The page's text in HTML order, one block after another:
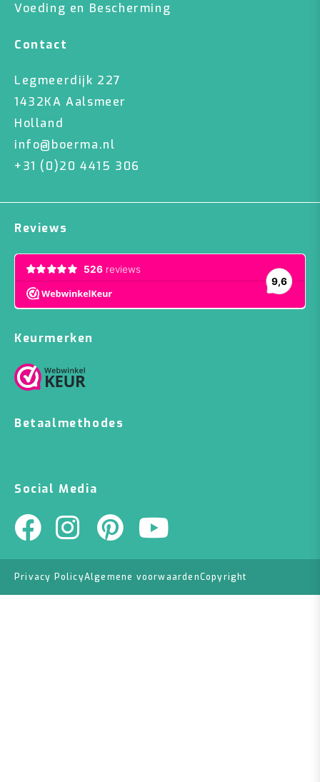
Voeding en Bescherming
Contact
Legmeerdijk 227
1432KA Aalsmeer
Holland
info@boerma.nl
+31 (0)20 4415 306
Reviews
Keurmerken
Betaalmethodes
Social Media
Privacy PolicyAlgemene voorwaardenCopyright